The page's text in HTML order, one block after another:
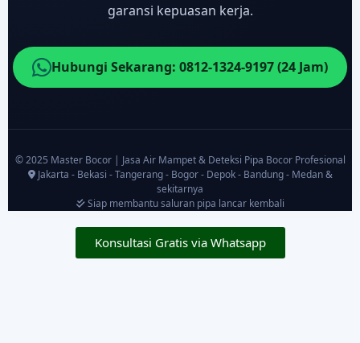
garansi kepuasan kerja.
Hubungi Sekarang: 0812-1324-9197 (24 Jam)
© 2025 Master Bocor | Jasa Air Mampet & Deteksi Pipa Bocor Profesional
Jakarta - Bekasi - Tangerang - Bogor - Depok - Bandung - Medan &
sekitarnya
Siap membantu saluran pipa lancar kembali
Konsultasi Gratis via Whatsapp